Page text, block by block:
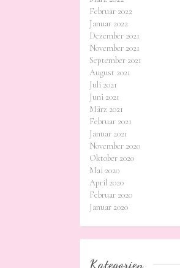
Februar 2022
Januar 2022
Dezember 2021
November 2021
September 2021
August 2021
Juli 2021
Juni 2021
März 2021
Februar 2021
Januar 2021
November 2020
Oktober 2020
Mai 2020
April 2020
Februar 2020
Januar 2020
Kategorien